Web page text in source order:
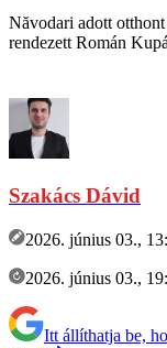
Năvodari adott
rendezett Román
Szakács Dávid
2026. június 03.,
2026. június 03.,
Itt állíthatja be,